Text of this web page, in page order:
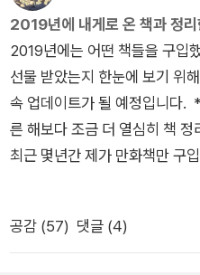
부분은 표시를 해가면서 완전한
법(전신운동이라고 부르고 있
나의 작가나 작품만을 읽으며
입니다. 양자의 경우 분명한 공
(re-reading)을 추천하고, 깊이
저자가 소개한 단테의 책과 주
가앨런포의 시집- TS엘리어
2019년에 내게로 온 책과 정리
2019년에는 어떤 책들을 구입
선물 받았는지 한눈에 보기 위
속 업데이트가 될 예정입니다.
른 해보다 조금 더 열심히 책 정
최근 몇년간 제가 만화책만 구
마음이 점점 가벼워지는것 같
하는것도 좀 편하고요. ㅎㅎㅎ
공감 (57) 댓글 (4)